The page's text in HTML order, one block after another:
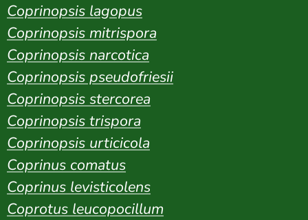
Coprinopsis lagopus
Coprinopsis mitrispora
Coprinopsis narcotica
Coprinopsis pseudofriesii
Coprinopsis stercorea
Coprinopsis trispora
Coprinopsis urticicola
Coprinus comatus
Coprinus levisticolens
Coprotus leucopocillum